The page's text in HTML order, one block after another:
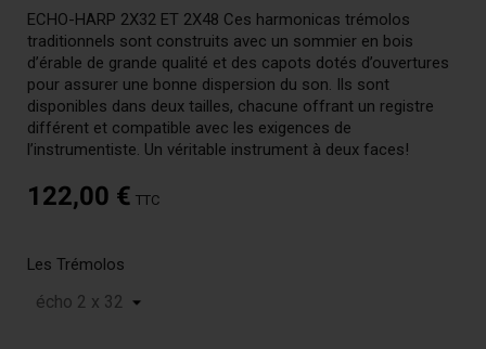
ECHO-HARP 2X32 ET 2X48 Ces harmonicas trémolos
traditionnels sont construits avec un sommier en bois
d’érable de grande qualité et des capots dotés d’ouvertures
pour assurer une bonne dispersion du son. Ils sont
disponibles dans deux tailles, chacune offrant un registre
différent et compatible avec les exigences de
l’instrumentiste. Un véritable instrument à deux faces!
122,00 € TTC
Les Trémolos